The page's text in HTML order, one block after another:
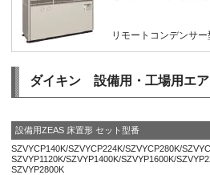
リモートコンデンサ
ダイキン 設備用・工場用エ
設備用ZEAS 床置形 セット型番
SZVYCP140K/SZVYCP224K/SZVYCP280K/
SZVYP1120K/SZVYP1400K/SZVYP1600K/
SZVYP2800K